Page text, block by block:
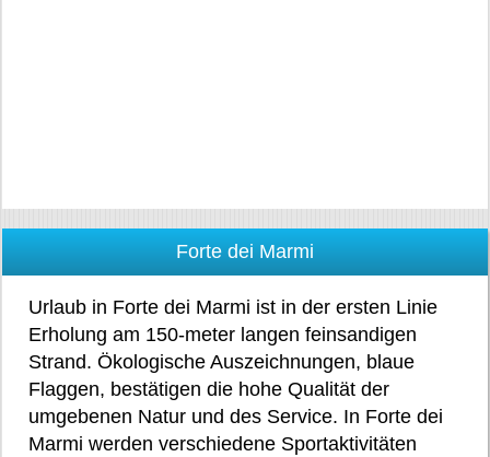
Forte dei Marmi
Urlaub in Forte dei Marmi ist in der ersten Linie
Erholung am 150-meter langen feinsandigen
Strand. Ökologische Auszeichnungen, blaue
Flaggen, bestätigen die hohe Qualität der
umgebenen Natur und des Service. In Forte dei
Marmi werden verschiedene Sportaktivitäten